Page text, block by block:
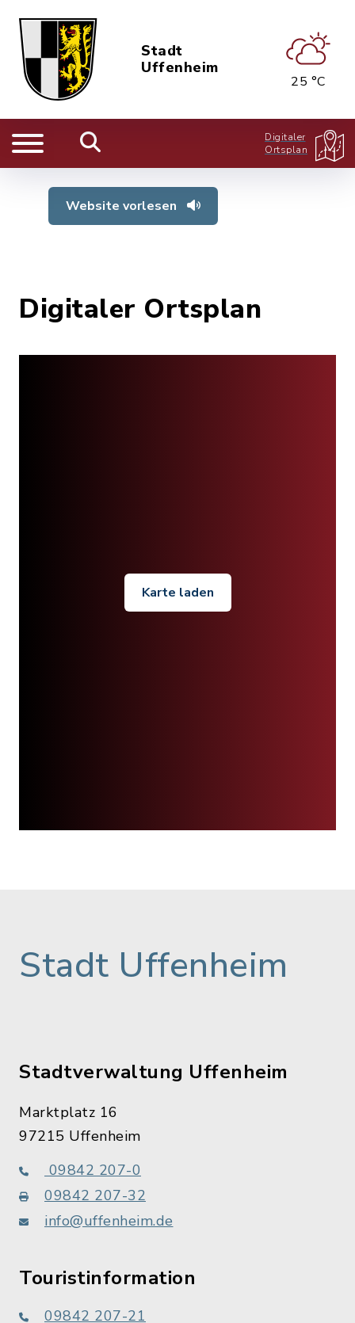
Stadt
Uffenheim
25 °C
Digitaler
Ortsplan
Website vorlesen
Digitaler Ortsplan
Karte laden
Stadt Uffenheim
Stadtverwaltung Uffenheim
Marktplatz 16
97215 Uffenheim
09842 207-0
09842 207-32
info@uffenheim.de
Touristinformation
09842 207-21